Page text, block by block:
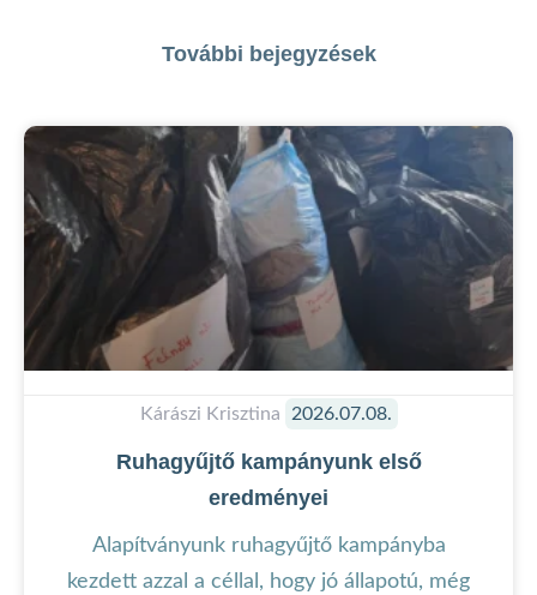
További bejegyzések
Ruhagyűjtő kampányunk első
eredményei
Alapítványunk ruhagyűjtő kampányba
kezdett azzal a céllal, hogy jó állapotú, még
Kárászi Krisztina 2026.07.08.